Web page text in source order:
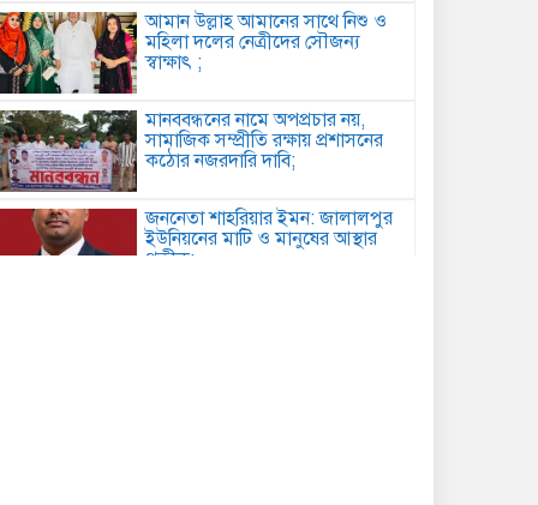
আমান উল্লাহ আমানের সাথে নিশু ও
মহিলা দলের নেত্রীদের সৌজন্য
স্বাক্ষাৎ ;
মানববন্ধনের নামে অপপ্রচার নয়,
সামাজিক সম্প্রীতি রক্ষায় প্রশাসনের
কঠোর নজরদারি দাবি;
জননেতা শাহরিয়ার ইমন: জালালপুর
ইউনিয়নের মাটি ও মানুষের আস্থার
প্রতীক;